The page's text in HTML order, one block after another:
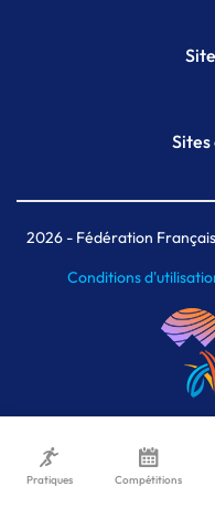
MAIF
2026- Fédération
Conditions
Pratiques Compétitions